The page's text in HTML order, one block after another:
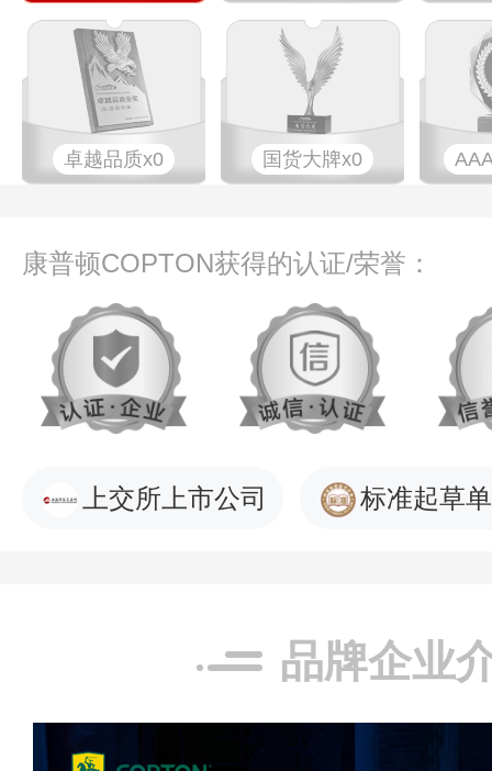
卓越品质x0 国货大牌x0
康普顿COPTON获得的认证/荣誉：
上交所上市公司 标准起草
品牌企业